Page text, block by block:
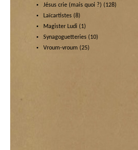
Jésus crie (mais quoi ?) (128)
Laïcartistes (8)
Magister Ludi (1)
Synagoguetteries (10)
Vroum-vroum (25)